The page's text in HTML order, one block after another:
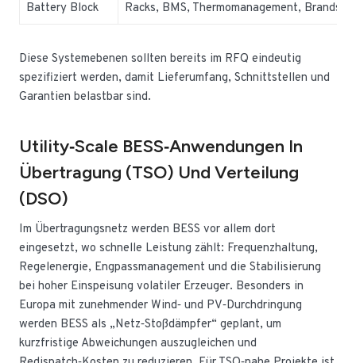
Battery Block Racks, BMS, Thermomanagement,
Diese Systemebenen sollten bereits im RFQ eindeutig
spezifiziert werden, damit Lieferumfang, Schnittstellen und
Garantien belastbar sind.
Utility‑Scale BESS‑Anwendungen In
Übertragung (TSO) Und Verteilung
(DSO)
Im Übertragungsnetz werden BESS vor allem dort
eingesetzt, wo schnelle Leistung zählt: Frequenzhaltung,
Regelenergie, Engpassmanagement und die Stabilisierung
bei hoher Einspeisung volatiler Erzeuger. Besonders in
Europa mit zunehmender Wind‑ und PV‑Durchdringung
werden BESS als „Netz‑Stoßdämpfer“ geplant, um
kurzfristige Abweichungen auszugleichen und